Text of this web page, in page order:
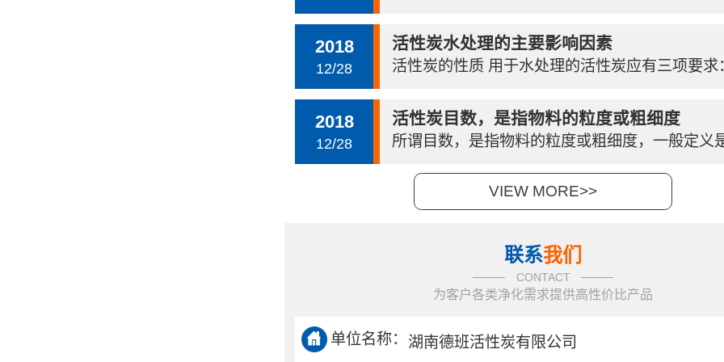
2018
12/28
活性炭水处理的主要影响因素
活性炭的性质 用于水处理的活性炭应有三项要求
2018
12/28
活性炭目数，是指物料的粒度或粗细度
所谓目数，是指物料的粒度或粗细度，一般定义
VIEW MORE>>
联系我们
CONTACT
为客户各类净化需求提供高性价比产品
单位名称： 湖南德班活性炭有限公司